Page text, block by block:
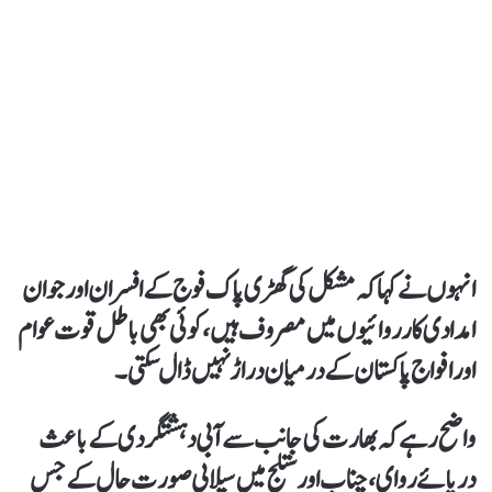
انہوں نے کہاکہ مشکل کی گھڑی پاک فوج کے افسران اور جوان
امدادی کارروائیوں میں مصروف ہیں، کوئی بھی باطل قوت عوام
اور افواج پاکستان کے درمیان دراڑ نہیں ڈال سکتی۔
واضح رہے کہ بھارت کی جانب سے آبی دہشتگردی کے باعث
دریائے روای، چناب اور ستلج میں سیلابی صورت حال کے جس